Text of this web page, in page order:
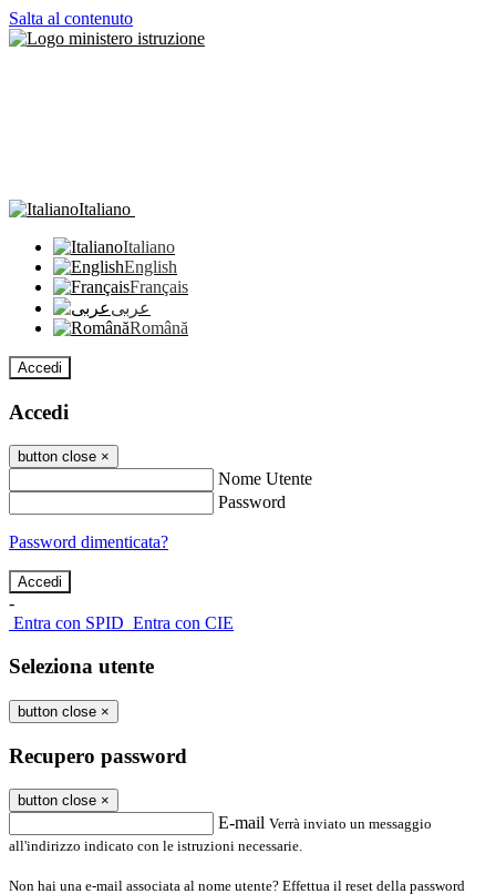
Salta al contenuto
Italiano
Italiano
English
Français
عربى
Română
Accedi
Accedi
button close ×
Nome Utente
Password
Password dimenticata?
-
Entra con SPID Entra con CIE
Seleziona utente
button close ×
Recupero password
button close ×
E-mail Verrà inviato un messaggio
all'indirizzo indicato con le istruzioni necessarie.
Non hai una e-mail associata al nome utente? Effettua il reset della password